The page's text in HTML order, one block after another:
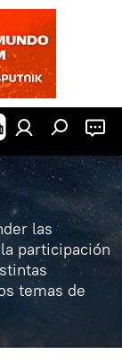
las
participación
temas de